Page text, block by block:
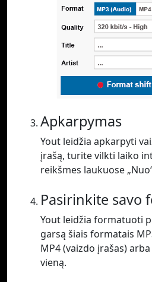
Apkarpymas
Yout leidžia apkarpyti
įrašą, turite vilkti laiko
reikšmes laukuose
Pasirinkite savo
Yout leidžia formatuoti
garsą šiais formatais
MP4 (vaizdo įrašas)
vieną.